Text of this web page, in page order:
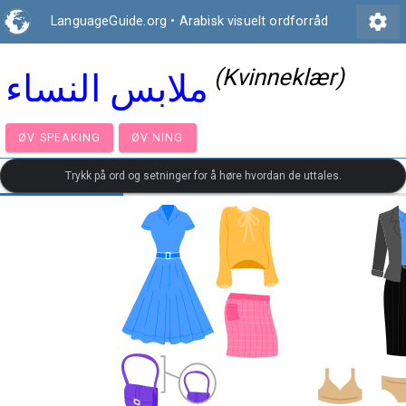
LanguageGuide.org • Arabisk visuelt ordforråd settings
ملابس النساء (Kvinneklær)
ØV SPEAKING ØV NING
Trykk på ord og setninger for å høre hvordan de uttales.